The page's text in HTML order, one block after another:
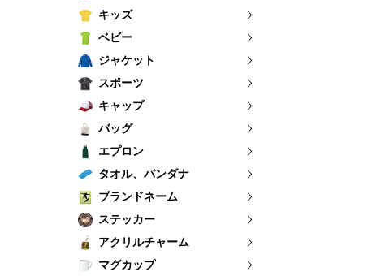
キッズ
ベビー
ジャケット
スポーツ
キャップ
バッグ
エプロン
タオル、バンダナ
ブランドネーム
ステッカー
アクリルチャーム
マグカップ